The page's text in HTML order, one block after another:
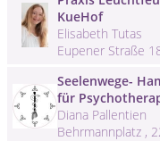
KueHof
Elisabeth Tutas
Eupener Straße
Seelenwege-
für
Diana Pallentien
Behrmannplatz ,